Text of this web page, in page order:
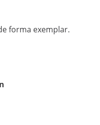
forma exemplar.